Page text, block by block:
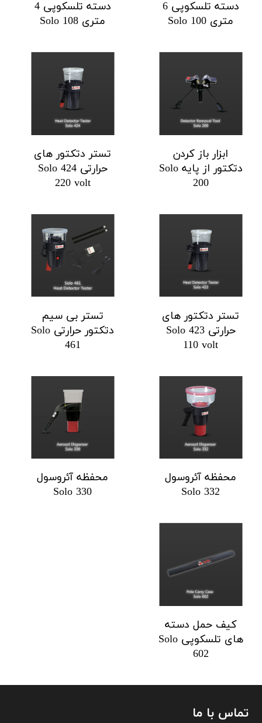
دسته تلسکوپی 6
متری Solo 100
دسته تلسکوپی 4
متری Solo 108
ابزار باز کردن
دتکتور از پایه Solo
200
تستر دتکتور های
حرارتی Solo 424
220 volt
تستر دتکتور های
حرارتی Solo 423
110 volt
تستر بی سیم
دتکتور حرارتی Solo
461
محفظه آئروسول
Solo 332
محفظه آئروسول
Solo 330
کیف حمل دسته
های تلسکوپی Solo
602
تماس با ما